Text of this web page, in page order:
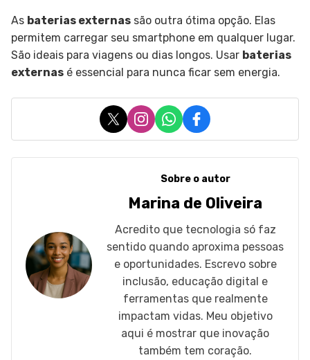
As baterias externas são outra ótima opção. Elas
permitem carregar seu smartphone em qualquer lugar.
São ideais para viagens ou dias longos. Usar baterias
externas é essencial para nunca ficar sem energia.
X Instagram
WhatsApp
Facebook
Sobre o autor
Marina de Oliveira
Acredito que tecnologia só faz
sentido quando aproxima pessoas
e oportunidades. Escrevo sobre
inclusão, educação digital e
ferramentas que realmente
impactam vidas. Meu objetivo
aqui é mostrar que inovação
também tem coração.